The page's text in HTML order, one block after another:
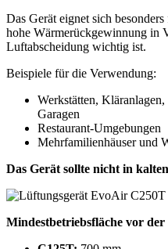
Das Gerät eignet sich
hohe Wärmerückgewinnung in
Luftabscheidung wichtig ist.
Beispiele für die Verwendung:
Werkstätten,
Garagen
Restaurant-Umgebungen
Mehrfamilienhäuser und
Das Gerät sollte nicht in
Mindestbetriebsfläche vor